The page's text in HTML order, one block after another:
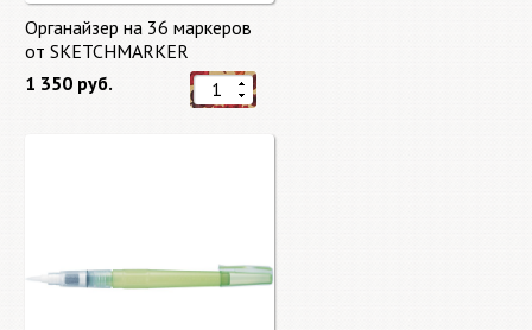
Органайзер на 36 маркеров
от SKETCHMARKER
1 350 руб.